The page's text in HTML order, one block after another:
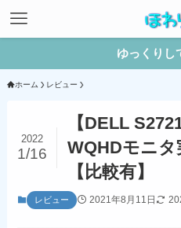
ゆっくりし
ホーム レビュー
【DELL
WQHDモニ
【比較有】
2022
1/16
レビュー 2021年8月11日